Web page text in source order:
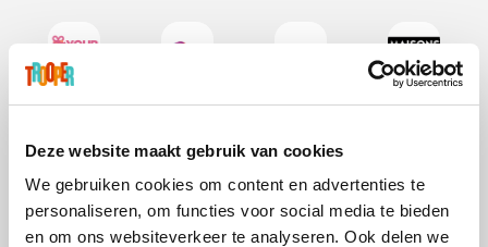
Deze website maakt gebruik van cookies
We gebruiken cookies om content en advertenties te
personaliseren, om functies voor social media te bieden
en om ons websiteverkeer te analyseren. Ook delen we